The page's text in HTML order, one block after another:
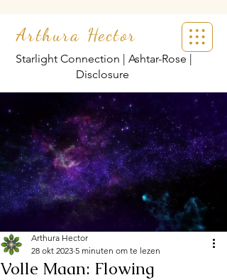
Arthura Hector
Starlight Connection | Ashtar-Rose |
Disclosure
Volle Maan: Flowing
Arthura Hector
28 okt 2023 5 minuten om te lezen